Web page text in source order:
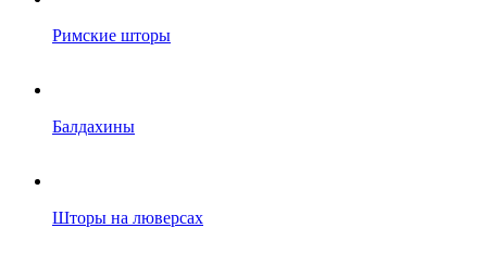
Римские шторы
Балдахины
Шторы на люверсах